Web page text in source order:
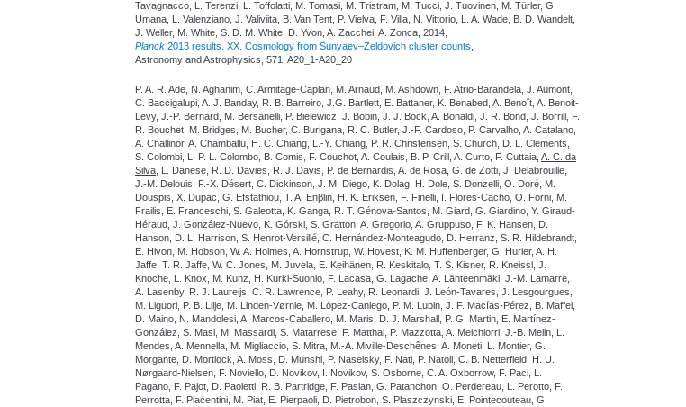
Tavagnacco, L. Terenzi, L. Toffolatti, M. Tomasi, M. Tristram, M. Tucci, J. Tuovinen, M. Türler, G.
Umana, L. Valenziano, J. Valiviita, B. Van Tent, P. Vielva, F. Villa, N. Vittorio, L. A. Wade, B. D. Wandelt,
J. Weller, M. White, S. D. M. White, D. Yvon, A. Zacchei, A. Zonca, 2014,
Planck 2013 results. XX. Cosmology from Sunyaev–Zeldovich cluster counts
Astronomy and Astrophysics, 571, A20_1-A20_20
P. A. R. Ade, N. Aghanim, C. Armitage-Caplan, M. Arnaud, M. Ashdown, F. Atrio-Barandela, J. Aumont,
C. Baccigalupi, A. J. Banday, R. B. Barreiro, J.G. Bartlett, E. Battaner, K. Benabed, A. Benoît, A. Benoit-
Levy, J.-P. Bernard, M. Bersanelli, P. Bielewicz, J. Bobin, J. J. Bock, A. Bonaldi, J. R. Bond, J. Borrill, F.
R. Bouchet, M. Bridges, M. Bucher, C. Burigana, R. C. Butler, J.-F. Cardoso, P. Carvalho, A. Catalano,
A. Challinor, A. Chamballu, H. C. Chiang, L.-Y. Chiang, P. R. Christensen, S. Church, D. L. Clements,
S. Colombi, L. P. L. Colombo, B. Comis, F. Couchot, A. Coulais, B. P. Crill, A. Curto, F. Cuttaia, A. C. da
Silva , L. Danese, R. D. Davies, R. J. Davis, P. de Bernardis, A. de Rosa, G. de Zotti, J. Delabrouille,
J.-M. Delouis, F.-X. Désert, C. Dickinson, J. M. Diego, K. Dolag, H. Dole, S. Donzelli, O. Doré, M.
Douspis, X. Dupac, G. Efstathiou, T. A. Enβlin, H. K. Eriksen, F. Finelli, I. Flores-Cacho, O. Forni, M.
Frailis, E. Franceschi, S. Galeotta, K. Ganga, R. T. Génova-Santos, M. Giard, G. Giardino, Y. Giraud-
Héraud, J. González-Nuevo, K. Górski, S. Gratton, A. Gregorio, A. Gruppuso, F. K. Hansen, D.
Hanson, D. L. Harrison, S. Henrot-Versillé, C. Hernández-Monteagudo, D. Herranz, S. R. Hildebrandt,
E. Hivon, M. Hobson, W. A. Holmes, A. Hornstrup, W. Hovest, K. M. Huffenberger, G. Hurier, A. H.
Jaffe, T. R. Jaffe, W. C. Jones, M. Juvela, E. Keihänen, R. Keskitalo, T. S. Kisner, R. Kneissl, J.
Knoche, L. Knox, M. Kunz, H. Kurki-Suonio, F. Lacasa, G. Lagache, A. Lähteenmäki, J.-M. Lamarre,
A. Lasenby, R. J. Laureijs, C. R. Lawrence, P. Leahy, R. Leonardi, J. León-Tavares, J. Lesgourgues,
M. Liguori, P. B. Lilje, M. Linden-Vørnle, M. López-Caniego, P. M. Lubin, J. F. Macías-Pérez, B. Maffei,
D. Maino, N. Mandolesi, A. Marcos-Caballero, M. Maris, D. J. Marshall, P. G. Martin, E. Martínez-
González, S. Masi, M. Massardi, S. Matarrese, F. Matthai, P. Mazzotta, A. Melchiorri, J.-B. Melin, L.
Mendes, A. Mennella, M. Migliaccio, S. Mitra, M.-A. Miville-Deschênes, A. Moneti, L. Montier, G.
Morgante, D. Mortlock, A. Moss, D. Munshi, P. Naselsky, F. Nati, P. Natoli, C. B. Netterfield, H. U.
Nørgaard-Nielsen, F. Noviello, D. Novikov, I. Novikov, S. Osborne, C. A. Oxborrow, F. Paci, L.
Pagano, F. Pajot, D. Paoletti, R. B. Partridge, F. Pasian, G. Patanchon, O. Perdereau, L. Perotto, F.
Perrotta, F. Piacentini, M. Piat, E. Pierpaoli, D. Pietrobon, S. Plaszczynski, E. Pointecouteau, G.